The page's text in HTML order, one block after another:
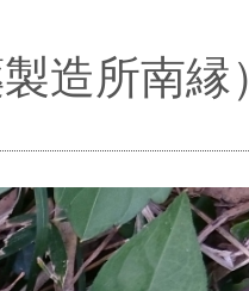
造所南縁）